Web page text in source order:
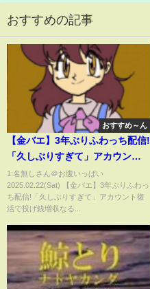
おすすめの記事
おすすめ～ん
【金バエ】3年ぶりふわっち配信!
「久しぶりすぎて」アカウント
復活で投げ銭増収なるか!? 2月
22日
1:名無しさん＠お腹いっぱい
2025.02.22(Sat) 【金バエ】3年ぶりふわっ
ち配信!「久しぶりすぎて」アカウント復
活で投げ銭増収なる...